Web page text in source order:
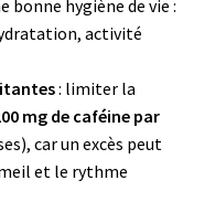
bonne hygiène de vie :
activité
: limiter la
mg de caféine par
car un excès peut
et le rythme